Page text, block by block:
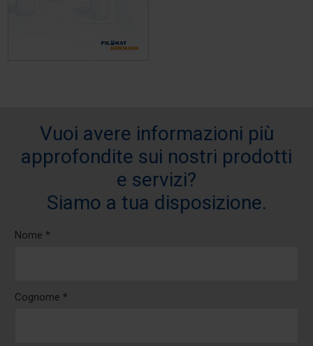
Vuoi avere informazioni più
approfondite sui nostri prodotti
e servizi?
Siamo a tua disposizione.
Nome *
Cognome *